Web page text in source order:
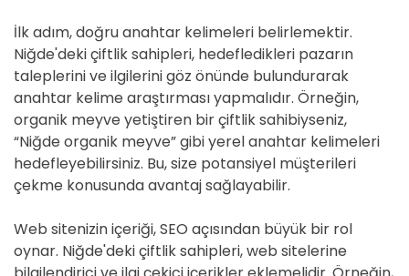
İlk adım, doğru anahtar kelimeleri belirlemektir.
Niğde'deki çiftlik sahipleri, hedefledikleri pazarın
taleplerini ve ilgilerini göz önünde bulundurarak
anahtar kelime araştırması yapmalıdır. Örneğin,
organik meyve yetiştiren bir çiftlik sahibiyseniz,
“Niğde organik meyve” gibi yerel anahtar kelimeleri
hedefleyebilirsiniz. Bu, size potansiyel müşterileri
çekme konusunda avantaj sağlayabilir.
Web sitenizin içeriği, SEO açısından büyük bir rol
oynar. Niğde'deki çiftlik sahipleri, web sitelerine